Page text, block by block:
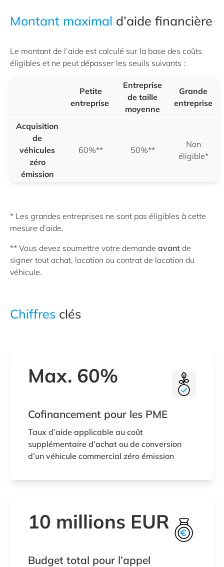
Montant maximal d’aide financière
Le montant de l’aide est calculé sur la base des coûts
éligibles et ne peut dépasser les seuils suivants :
Petite
entreprise
Entreprise
de taille
moyenne
Grande
entreprise
Acquisition
de
véhicules
zéro
émission
60%** 50%**
Non
éligible*
* Les grandes entreprises ne sont pas éligibles à cette
mesure d’aide.
** Vous devez soumettre votre demande avant de
signer tout achat, location ou contrat de location du
véhicule.
Chiffres clés
Max. 60%
Cofinancement pour les PME
Taux d’aide applicable au coût
supplémentaire d’achat ou de conversion
d’un véhicule commercial zéro émission
10 millions EUR
Budget total pour l’appel